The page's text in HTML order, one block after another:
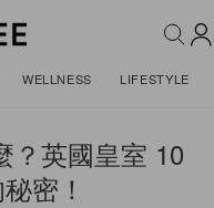
WELLNESS LIFESTYLE
？英國皇室 10
密！